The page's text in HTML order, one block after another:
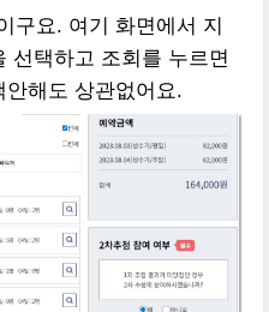
구요. 여기 화면에서 지
선택하고 조회를 누르면
해도 상관없어요.